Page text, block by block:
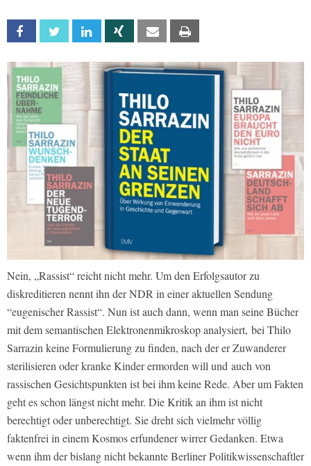
Facebook Twitter Linkedin Xing Email
Nein, „Rassist“ reicht nicht mehr. Um den Erfolgsautor zu
diskreditieren nennt ihn der NDR in einer aktuellen Sendung
“eugenischer Rassist“. Nun ist auch dann, wenn man seine Bücher
mit dem semantischen Elektronenmikroskop analysiert, bei Thilo
Sarrazin keine Formulierung zu finden, nach der er Zuwanderer
sterilisieren oder kranke Kinder ermorden will und auch von
rassischen Gesichtspunkten ist bei ihm keine Rede. Aber um Fakten
geht es schon längst nicht mehr. Die Kritik an ihm ist nicht
berechtigt oder unberechtigt. Sie dreht sich vielmehr völlig
faktenfrei in einem Kosmos erfundener wirrer Gedanken. Etwa
wenn ihm der bislang nicht bekannte Berliner Politikwissenschaftler